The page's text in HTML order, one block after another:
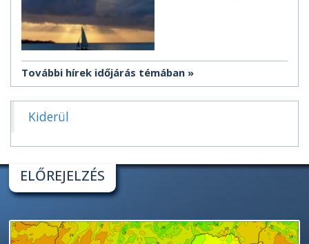
További hírek időjárás témában
Kiderül
ELŐREJELZÉS